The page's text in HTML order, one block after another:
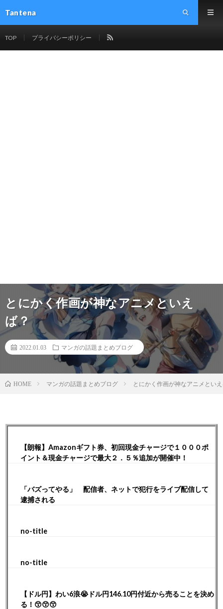
Tantena
TOP プライバシーポリシー
とにかく作画が神なアニメといえ
ば？
2022.01.03 マンガの話題まとめブログ
HOME マンガの話題まとめブログ とにかく作画が神なアニメとい
【朗報】Amazonギフト券、初回現金チャージで１０００ポ
イント＆現金チャージで最大２．５％追加が開催中！
「バズってやる」 配信者、ネットで犯行をライブ配信して
逮捕される
no-title
no-title
【ドル円】わい6浪😭ドル円146.10円付近から売ることを決め
る！😙😙😙